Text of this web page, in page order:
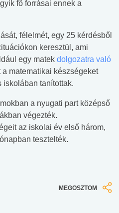
fő forrásai ennek a
félelmét, egy 25 kérdésből
keresztül, ami
egy matek dolgozatra való
a matematikai készségeket
iskolában tanítottak.
a nyugati part középső
végezték.
az iskolai év első három,
tesztelték.
MEGOSZTOM